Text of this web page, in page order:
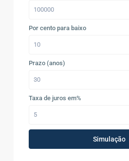
Por cento para baixo
Prazo (anos)
Taxa de juros em%
Simulação